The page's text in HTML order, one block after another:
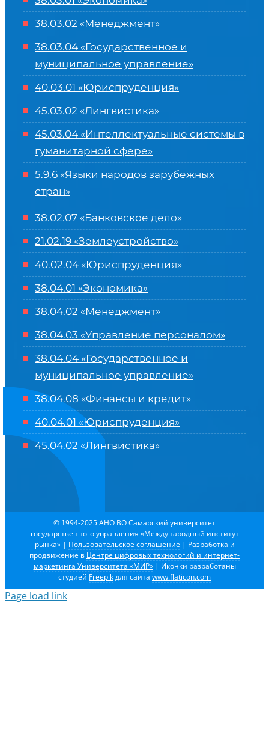
38.03.02 «Менеджмент»
38.03.04 «Государственное и
муниципальное управление»
40.03.01 «Юриспруденция»
45.03.02 «Лингвистика»
45.03.04 «Интеллектуальные системы в
гуманитарной сфере»
5.9.6 «Языки народов зарубежных
стран»
38.02.07 «Банковское дело»
21.02.19 «Землеустройство»
40.02.04 «Юриспруденция»
38.04.01 «Экономика»
38.04.02 «Менеджмент»
38.04.03 «Управление персоналом»
38.04.04 «Государственное и
муниципальное управление»
38.04.08 «Финансы и кредит»
40.04.01 «Юриспруденция»
45.04.02 «Лингвистика»
© 1994-2025 АНО ВО Самарский университет
государственного управления «Международный институт
рынка» | Пользовательское соглашение | Разработка и
продвижение в Центре цифровых технологий и интернет-
маркетинга Университета «МИР»| Иконки разработаны
студией Freepikдля сайта www.flaticon.com
Page load link